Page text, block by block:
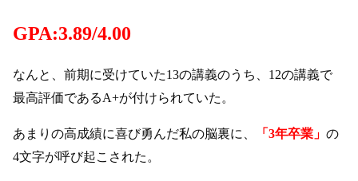
GPA:3.89/4.00
なんと、前期に受けていた13の講義のうち、12の講義で
最高評価であるA+が付けられていた。
あまりの高成績に喜び勇んだ私の脳裏に、 「3年卒業」の
4文字が呼び起こされた。